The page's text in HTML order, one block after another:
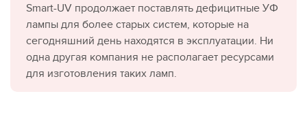
Smart-UV продолжает поставлять дефицитные УФ
лампы для более старых систем, которые на
сегодняшний день находятся в эксплуатации. Ни
одна другая компания не располагает ресурсами
для изготовления таких ламп.